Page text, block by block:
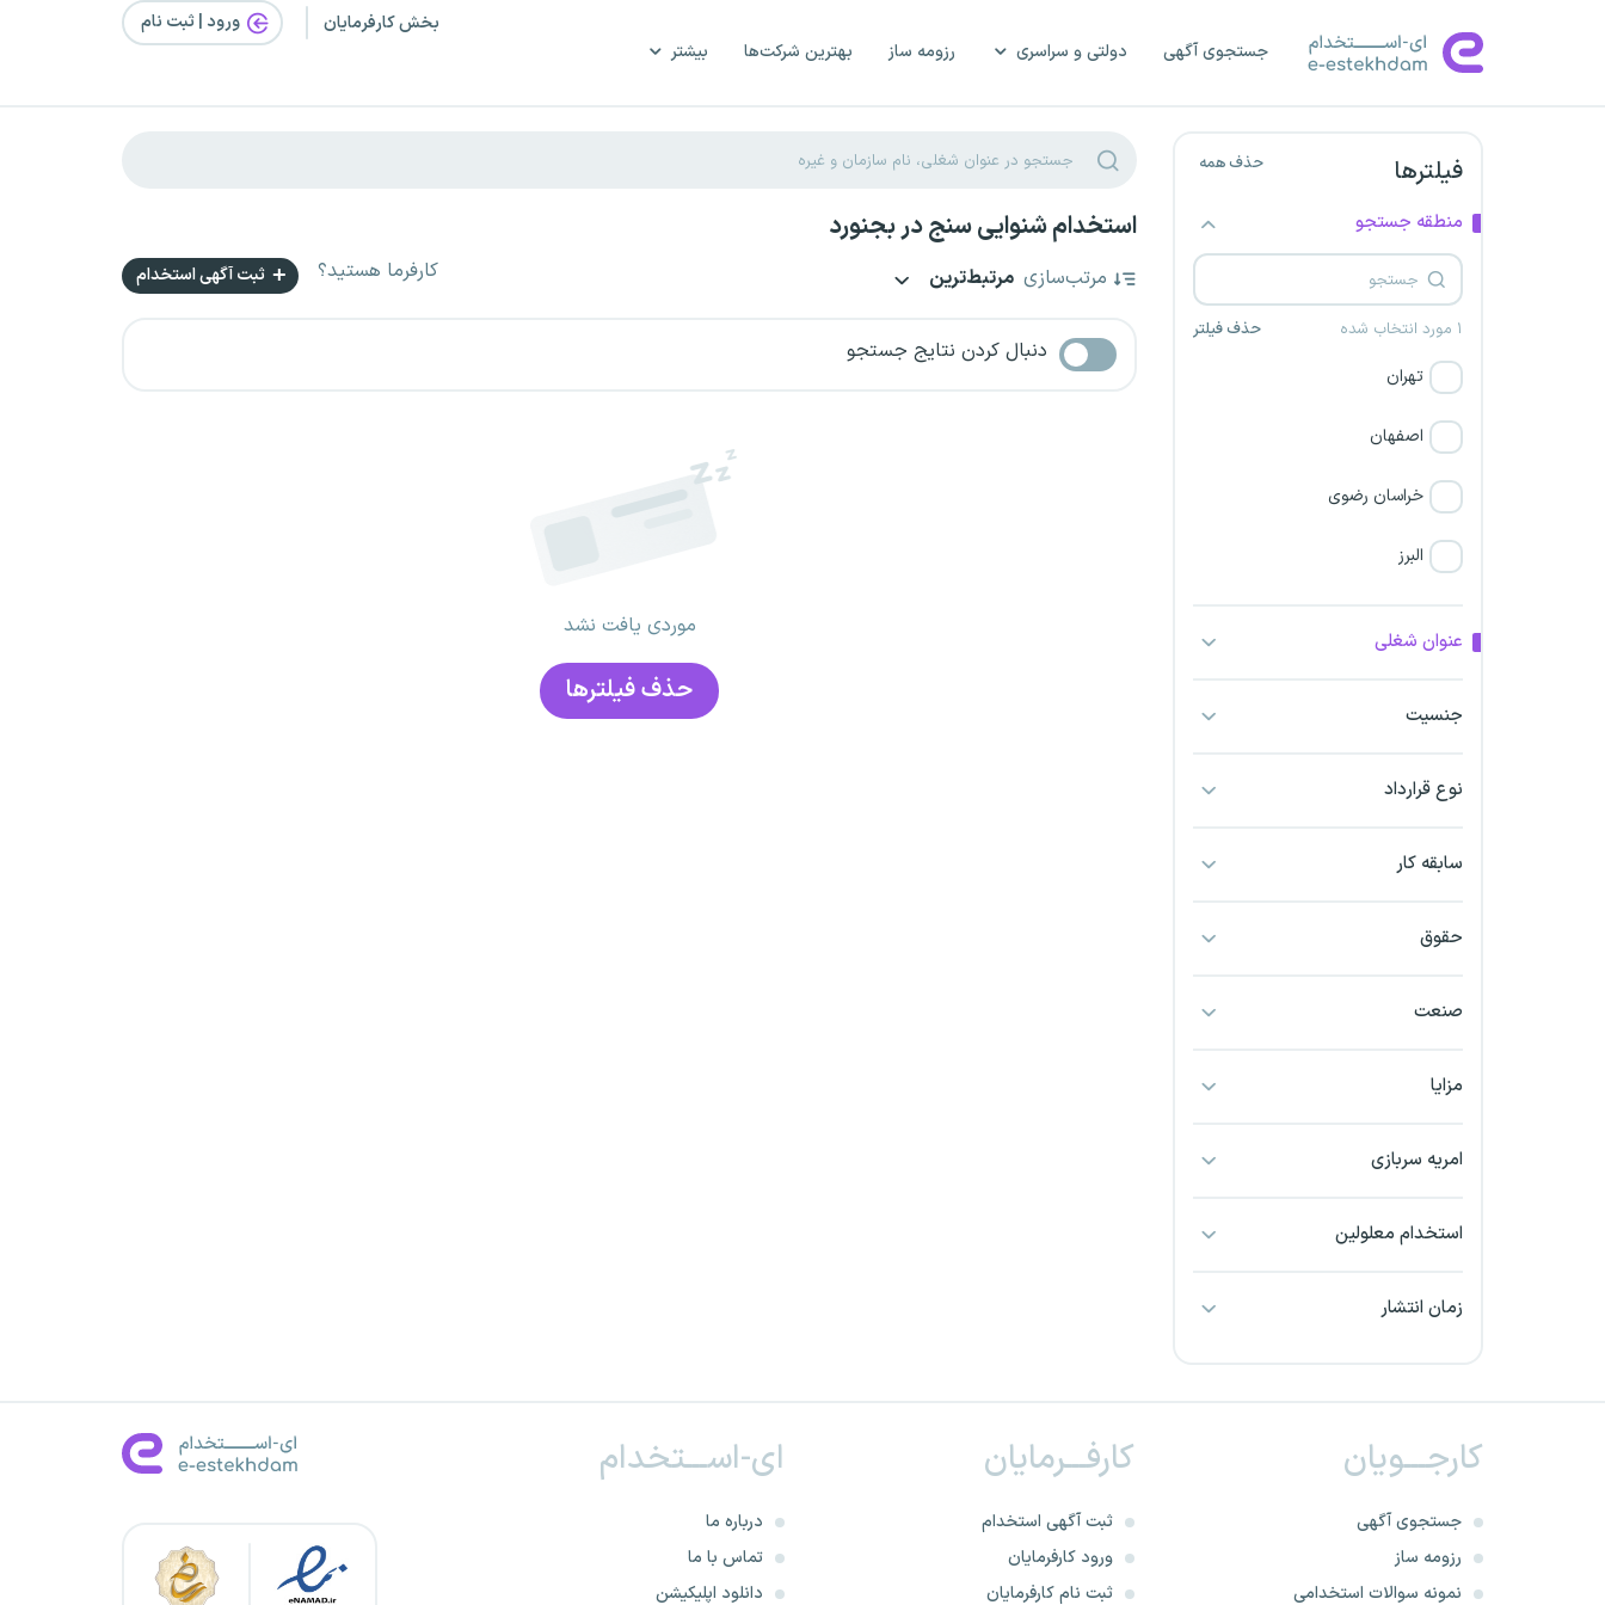
جستجوی آگهی دولتی و سراسری رزومه ساز بهترین شرکت‌ها بیشتر
بخش کارفرمایان ورود | ثبت‌ نام
فیلترها حذف همه
منطقه جستجو
۱ مورد انتخاب شده حذف فیلتر
تهران
اصفهان
خراسان رضوی
البرز
اراک
اردبیل
بندرعباس
خراسان شمالی
خرم آباد
خوزستان
عنوان شغلی
جنسیت
نوع قرارداد
سابقه کار
حقوق
صنعت
مزایا
امریه سربازی
استخدام معلولین
زمان انتشار
استخدام شنوایی سنج در بجنورد
مرتب‌سازی مرتبط‌ترین کارفرما هستید؟ ثبت آگهی استخدام
دنبال کردن نتایج جستجو
موردی یافت نشد
حذف فیلتر‌ها
کارجـــویان
جستجوی آگهی
رزومه ساز
نمونه سوالات استخدامی
کارفـــرمایان
ثبت آگهی استخدام
ورود کارفرمایان
ثبت نام کارفرمایان
ای-اســـتخدام
درباره ما
تماس با ما
دانلود اپلیکیشن